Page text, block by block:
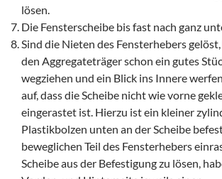
lösen.
Die Fensterscheibe bis fast nach ganz
Sind die Nieten des Fensterhebers
den Aggregateträger schon ein gutes
wegziehen und ein Blick ins Innere
auf, dass die Scheibe nicht wie vorne
eingerastet ist. Hierzu ist ein kleiner
Plastikbolzen unten an der Scheibe
beweglichen Teil des Fensterhebers
Scheibe aus der Befestigung zu lösen,